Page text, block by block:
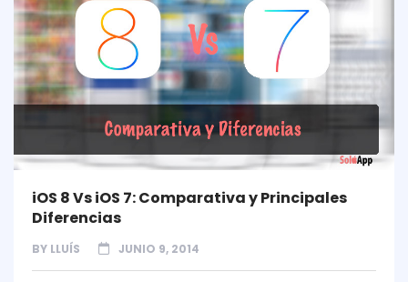
iOS 8 Vs iOS 7: Comparativa y Principales
Diferencias
BY LLUÍS JUNIO 9, 2014